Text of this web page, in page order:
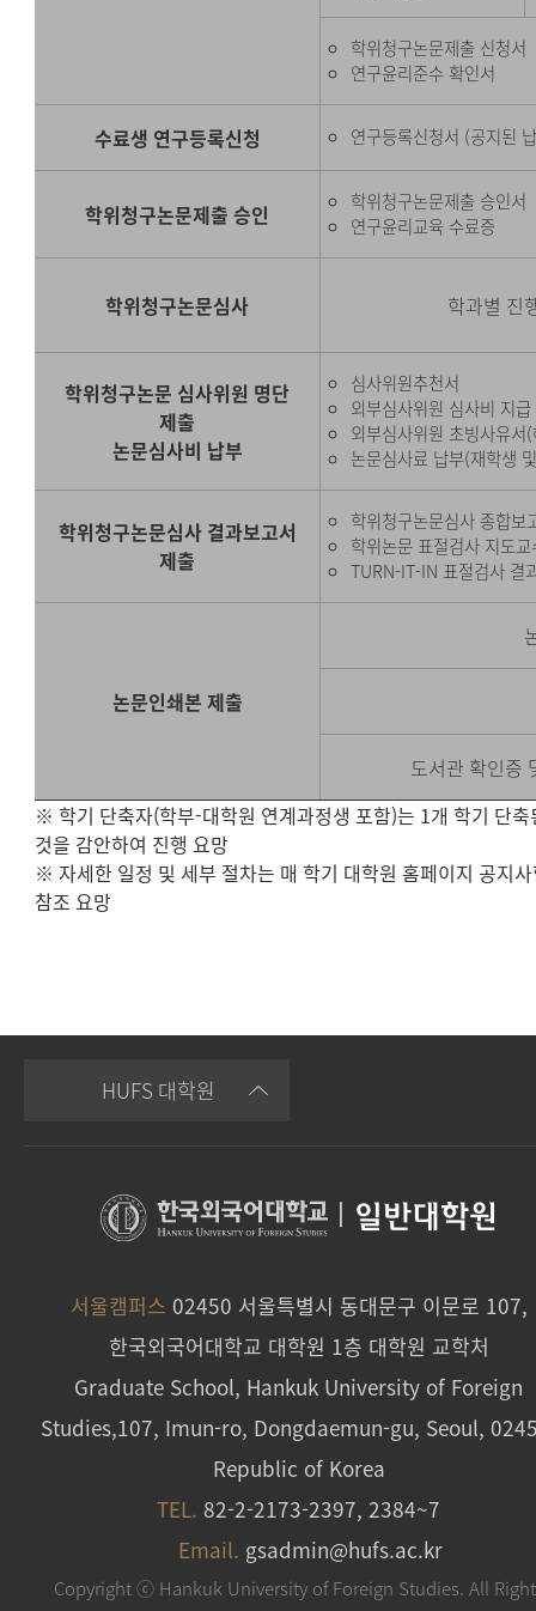
학위청구논문제출 신청서
연구윤리준수 확인서
수료생 연구등록신청 연구등록신청서 (공지된
학위청구논문제출 승인
학위청구논문제출 승인서
연구윤리교육 수료증
학위청구논문심사 학과별 진
학위청구논문 심사위원 명단
제출
논문심사비 납부
심사위원추천서
외부심사위원 심사비 지
외부심사위원 초빙사유서
논문심사료 납부(재학생
학위청구논문심사 결과보고서
제출
학위청구논문심사 종합보
학위논문 표절검사 지도
TURN-IT-IN 표절검사 결
논문인쇄본 제출
도서관 확인증
※ 학기 단축자(학부-대학원 연계과정생 포함)는 1개 학기 단축
것을 감안하여 진행 요망
※ 자세한 일정 및 세부 절차는 매 학기 대학원 홈페이지 공지
참조 요망
HUFS 대학원
일반대학원
서울캠퍼스 02450 서울특별시 동대문구 이문로 107,
한국외국어대학교 대학원 1층 대학원 교학처
Graduate School, Hankuk University of Foreign
Studies,107, Imun-ro, Dongdaemun-gu, Seoul,
Republic of Korea
TEL. 82-2-2173-2397, 2384~7
Email. gsadmin@hufs.ac.kr
Copyright ⓒ Hankuk University of Foreign Studies. All